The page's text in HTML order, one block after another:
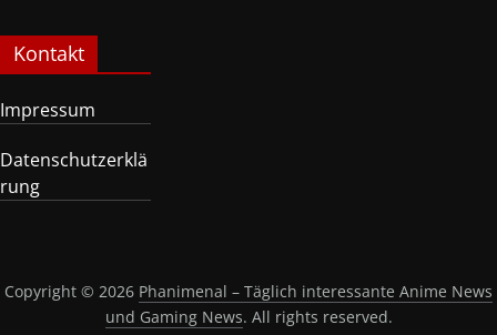
Kontakt
Impressum
Datenschutzerklä
rung
Copyright © 2026 Phanimenal – Täglich interessante Anime News
und Gaming News. All rights reserved.